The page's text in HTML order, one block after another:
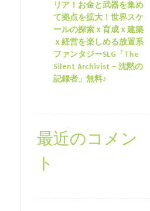
リア！お金と武器を集め
て拠点を拡大！世界スケ
ールの探索ｘ育成ｘ建築
ｘ経営を楽しめる放置系
ファンタジーSLG「The
Silent Archivist – 沈黙の
記録者」無料♪
最近のコメン
ト